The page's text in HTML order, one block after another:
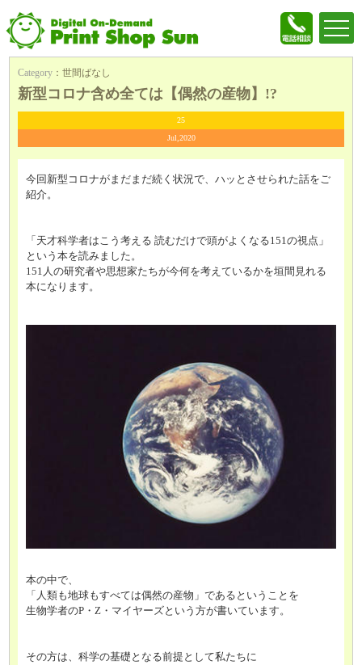
Category ：世間ばなし
新型コロナ含め全ては【偶然の産物】!?
25
Jul,2020
今回新型コロナがまだまだ続く状況で、ハッとさせられた話をご
紹介。
「天才科学者はこう考える 読むだけで頭がよくなる151の視点」
という本を読みました。
151人の研究者や思想家たちが今何を考えているかを垣間見れる
本になります。
本の中で、
「人類も地球もすべては偶然の産物」であるということを
生物学者のP・Z・マイヤーズという方が書いています。
その方は、科学の基礎となる前提として私たちに